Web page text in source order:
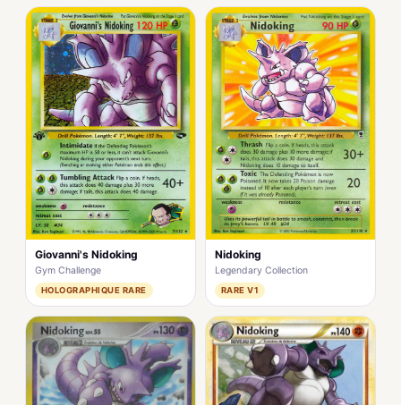
Giovanni's Nidoking
Gym Challenge
HOLOGRAPHIQUE RARE
Nidoking
Legendary Collection
RARE V1